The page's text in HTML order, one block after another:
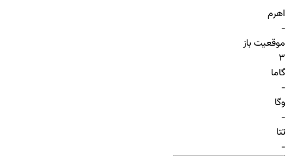
اهرم
-
موقعیت باز
3
گاما
-
وگا
-
تتا
-